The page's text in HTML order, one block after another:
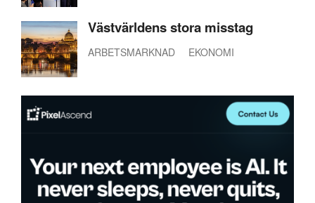
Västvärldens stora misstag
ARBETSMARKNAD EKONOMI